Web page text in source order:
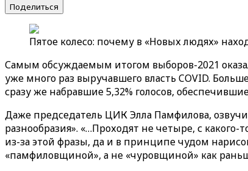
Поделиться
Пятое колесо: почему в «Новых людях»
Самым обсуждаемым итогом выборов-2021
уже много раз выручавшего власть COVID.
сразу же набравшие 5,32% голосов,
Даже председатель ЦИК Элла Памфилова,
разнообразия». «…Проходят не четыре, с
из-за этой фразы, да и в принципе чудом
«памфиловщиной», а не «чуровщиной» как